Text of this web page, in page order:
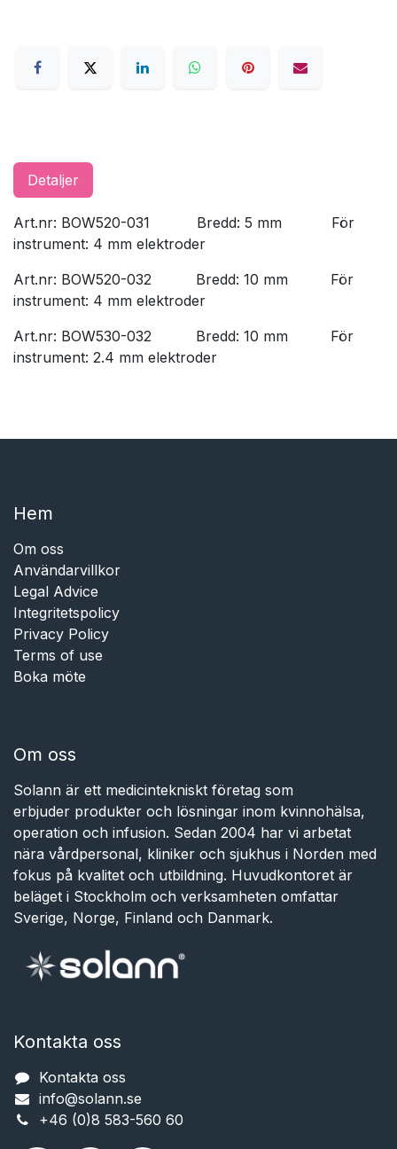
Detaljer
Art.nr: BOW520-031 ​Bredd: 5 mm
​För
instrument: 4 mm elektroder
Art.nr: BOW520-032
​Bredd: 10 mm
​För
instrument: 4 mm elektroder
Art.nr: BOW530-032
​Bredd: 10 mm
​För
instrument: 2.4 mm elektroder
Hem​​
Om oss
Användarvillkor
Legal Advice
Integritetspolicy
Privacy Policy
Terms of use
Boka möte
Om oss
Solann är ett medicintekniskt företag som
erbjuder produkter och lösningar inom kvinnohälsa,
operation och infusion. Sedan 2004 har vi arbetat
nära vårdpersonal, kliniker och sjukhus i Norden med
fokus på kvalitet och utbildning. Huvudkontoret är
beläget i Stockholm och verksamheten omfattar
Sverige, Norge, Finland och Danmark.
Kontakta oss
Kontakta oss
info@solann.se​​​​​​
+46 (0)8 583-560 60